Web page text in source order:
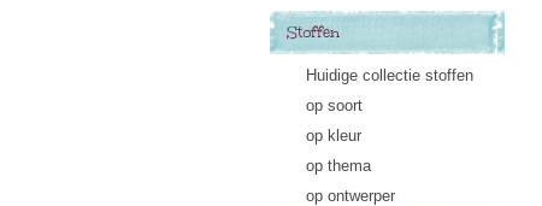
Stoffen
Huidige collectie stoffen
op soort
op kleur
op thema
op ontwerper